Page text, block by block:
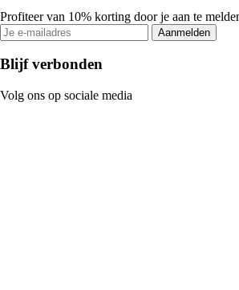
Profiteer van 10% korting door je aan te
Aanmelden
Blijf verbonden
Volg ons op sociale media